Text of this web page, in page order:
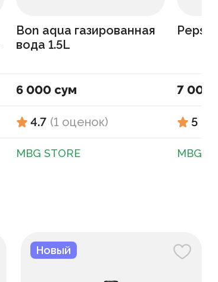
Bon aqua газированная
вода 1.5L
6 000 сум
4.7 (1 оценок)
MBG STORE
Pepsi
7 000
5
MBG
Новый